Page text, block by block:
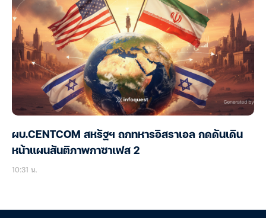
ผบ.CENTCOM สหรัฐฯ ถกทหารอิสราเอล กดดันเดิน
หน้าแผนสันติภาพกาซาเฟส 2
10:31 น.